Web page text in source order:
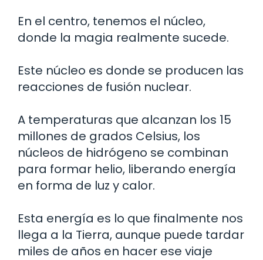
En el centro, tenemos el núcleo,
donde la magia realmente sucede.
Este núcleo es donde se producen las
reacciones de fusión nuclear.
A temperaturas que alcanzan los 15
millones de grados Celsius, los
núcleos de hidrógeno se combinan
para formar helio, liberando energía
en forma de luz y calor.
Esta energía es lo que finalmente nos
llega a la Tierra, aunque puede tardar
miles de años en hacer ese viaje